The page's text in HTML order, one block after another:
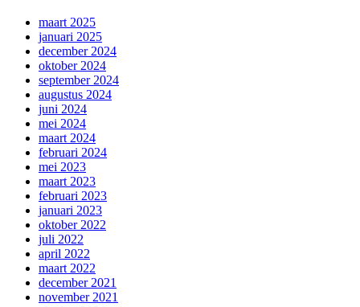
maart 2025
januari 2025
december 2024
oktober 2024
september 2024
augustus 2024
juni 2024
mei 2024
maart 2024
februari 2024
mei 2023
maart 2023
februari 2023
januari 2023
oktober 2022
juli 2022
april 2022
maart 2022
december 2021
november 2021